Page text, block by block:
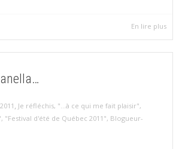
En lire plus
, Je réfléchis, "...à ce qui me fait plaisir",
, "Festival d'été de Québec 2011", Blogueur-